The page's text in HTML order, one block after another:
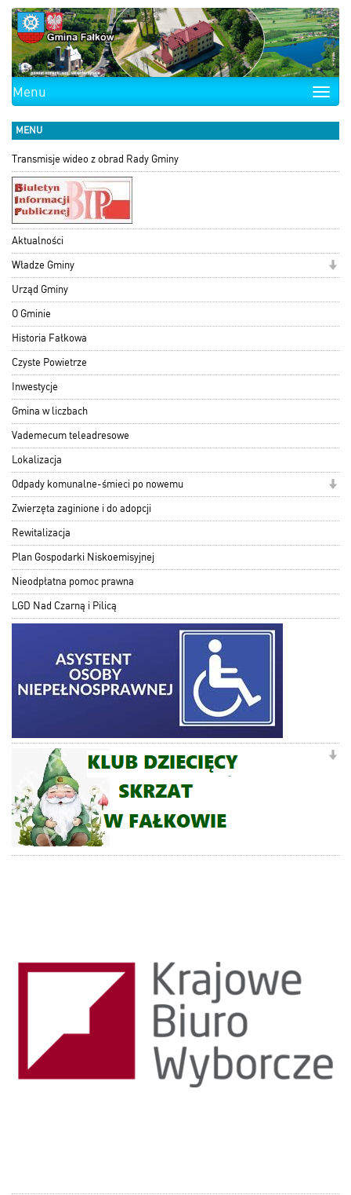
Toggle
Menu
MENU
Transmisje wideo z obrad Rady Gminy
Aktualności
Władze Gminy
Urząd Gminy
O Gminie
Historia Fałkowa
Czyste Powietrze
Inwestycje
Gmina w liczbach
Vademecum teleadresowe
Lokalizacja
Odpady komunalne-śmieci po nowemu
Zwierzęta zaginione i do adopcji
Rewitalizacja
Plan Gospodarki Niskoemisyjnej
Nieodpłatna pomoc prawna
LGD Nad Czarną i Pilicą